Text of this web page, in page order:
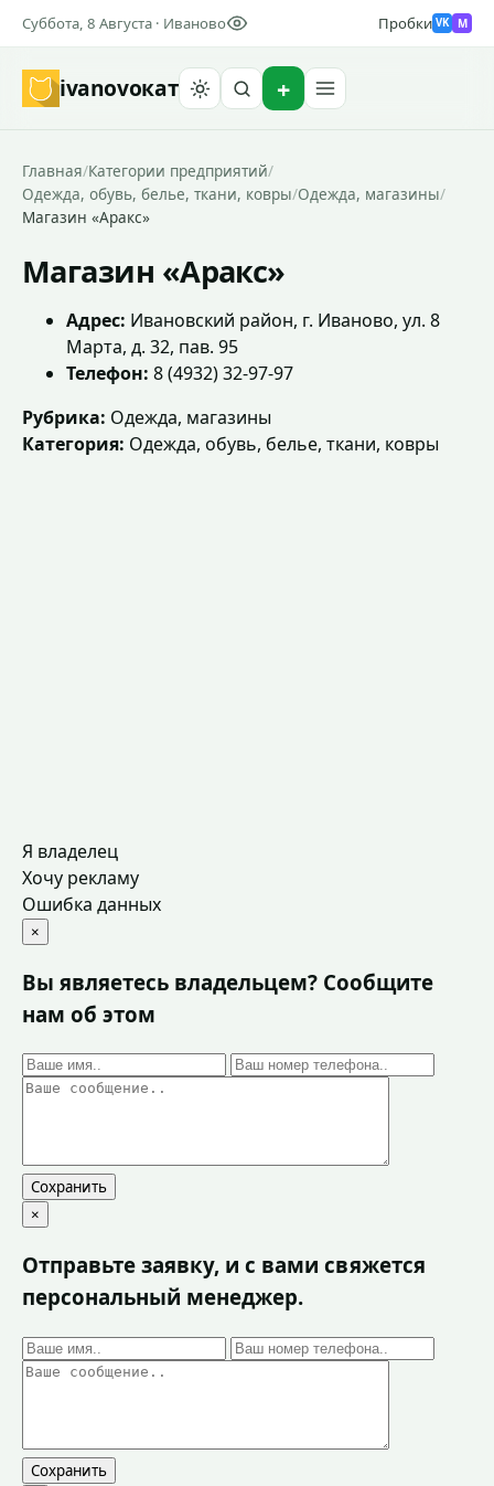
Суббота, 8 Августа · Иваново Пробки VK M
ivanovoкат
Главная/Категории предприятий/
Одежда, обувь, белье, ткани, ковры/Одежда, магазины/
Магазин «Аракс»
Магазин «Аракс»
Адрес: Ивановский район, г. Иваново, ул. 8
Марта, д. 32, пав. 95
Телефон: 8 (4932) 32-97-97
Рубрика: Одежда, магазины
Категория: Одежда, обувь, белье, ткани, ковры
Я владелец
Хочу рекламу
Ошибка данных
×
Вы являетесь владельцем? Сообщите
нам об этом
Сохранить
×
Отправьте заявку, и с вами свяжется
персональный менеджер.
Сохранить